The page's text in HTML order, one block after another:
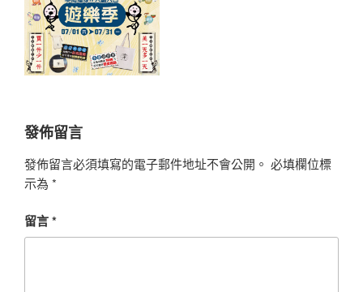
發佈留言
發佈留言必須填寫的電子郵件地址不會公開。 必填欄位標
示為 *
留言*